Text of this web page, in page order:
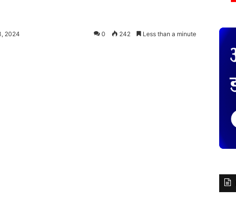
2024 0 242 Less than a minute